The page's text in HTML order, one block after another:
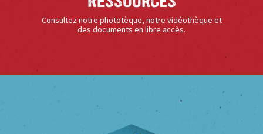
Consultez notre phototèque, notre vidéothèque et
des documents en libre accès.